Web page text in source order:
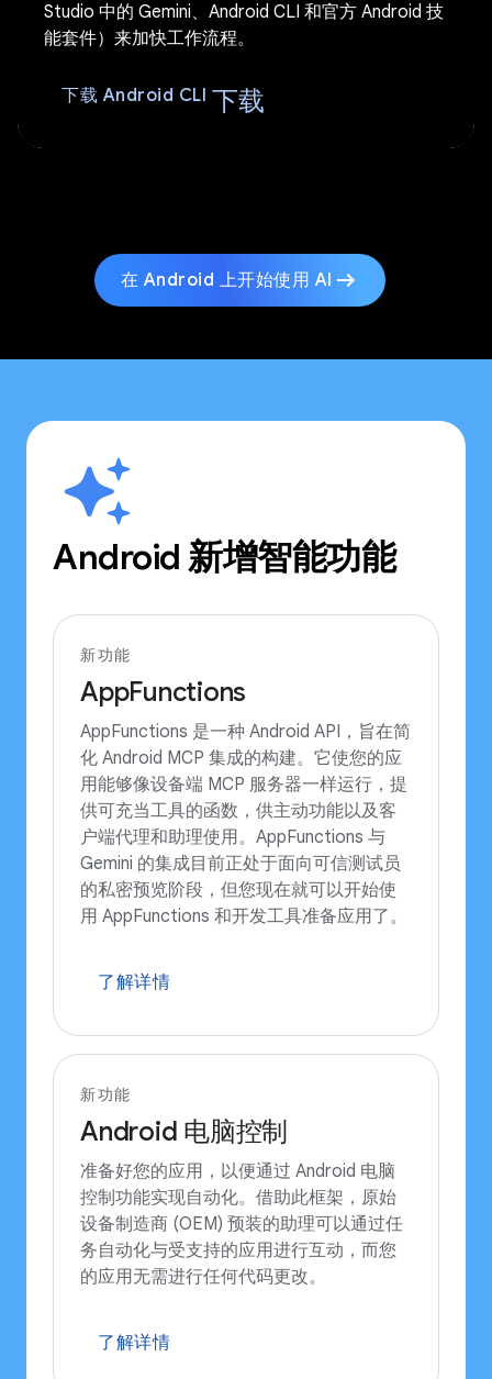
Studio 中的 Gemini、Android CLI 和官方 Android 技
能套件）来加快工作流程。
下载 Android CLI 下载
在 Android 上开始使用 AI arrow_right_alt
Android 新增智能功能
新功能
AppFunctions
AppFunctions 是一种 Android API，旨在简
化 Android MCP 集成的构建。它使您的应
用能够像设备端 MCP 服务器一样运行，提
供可充当工具的函数，供主动功能以及客
户端代理和助理使用。AppFunctions 与
Gemini 的集成目前正处于面向可信测试员
的私密预览阶段，但您现在就可以开始使
用 AppFunctions 和开发工具准备应用了。
了解详情
新功能
Android 电脑控制
准备好您的应用，以便通过 Android 电脑
控制功能实现自动化。借助此框架，原始
设备制造商 (OEM) 预装的助理可以通过任
务自动化与受支持的应用进行互动，而您
的应用无需进行任何代码更改。
了解详情